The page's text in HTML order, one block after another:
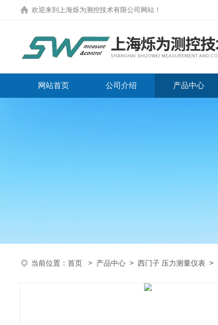
欢迎来到 上海烁为测控技术有限公司网站 ！
网站首页 公司介绍 产品中心
当前位置： 首页 > 产品中心 > 西门子 压力测量仪表 >